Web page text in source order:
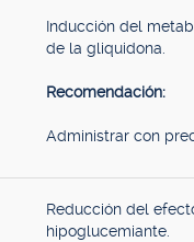
Inducción del
de la gliquidona.
Recomendación:
Administrar con
Reducción del
hipoglucemiante.